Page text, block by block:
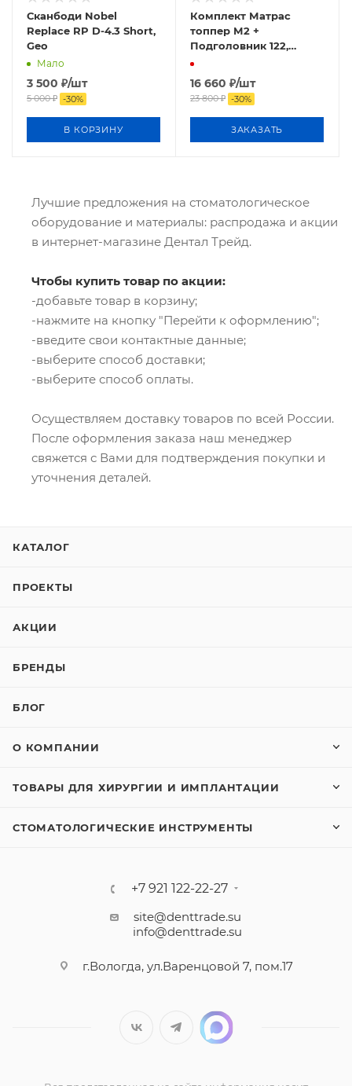
Сканбоди Nobel
Replace RP D-4.3 Short,
Geo
Мало
3 500 ₽/шт
5 000₽ -30%
В КОРЗИНУ
Комплект Матрас
топпер М2 +
Подголовник 122,
Медтекс
16 660 ₽/шт
23 800₽ -30%
ЗАКАЗАТЬ
Лучшие предложения на стоматологическое
оборудование и материалы: распродажа и акции
в интернет-магазине Дентал Трейд.
Чтобы купить товар по акции:
-добавьте товар в корзину;
-нажмите на кнопку "Перейти к оформлению";
-введите свои контактные данные;
-выберите способ доставки;
-выберите способ оплаты.
Осуществляем доставку товаров по всей России.
После оформления заказа наш менеджер
свяжется с Вами для подтверждения покупки и
уточнения деталей.
КАТАЛОГ
ПРОЕКТЫ
АКЦИИ
БРЕНДЫ
БЛОГ
О КОМПАНИИ
ТОВАРЫ ДЛЯ ХИРУРГИИ И ИМПЛАНТАЦИИ
СТОМАТОЛОГИЧЕСКИЕ ИНСТРУМЕНТЫ
+7 921 122-22-27
site@denttrade.su
info@denttrade.su
г.Вологда, ул.Варенцовой 7, пом.17